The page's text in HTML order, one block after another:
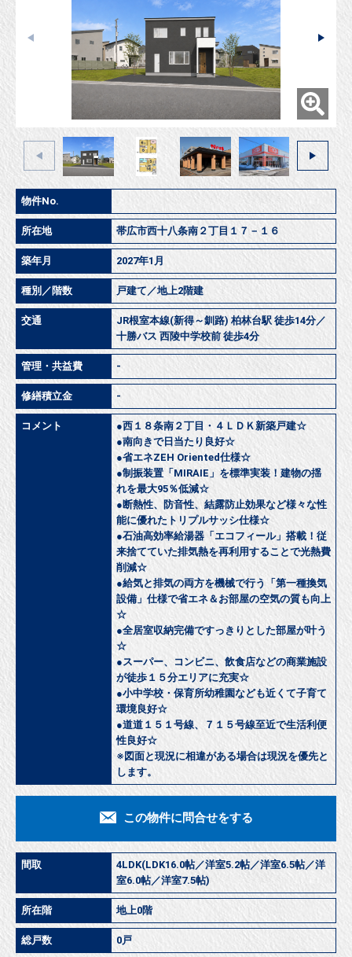
物件No.
所在地 帯広市西十八条南２丁目１７－１６
築年月 2027年1月
種別／階数 戸建て／地上2階建
交通
JR根室本線(新得～釧路) 柏林台駅 徒歩14分／
十勝バス 西陵中学校前 徒歩4分
管理・共益費 -
修繕積立金 -
コメント
●西１８条南２丁目・４ＬＤＫ新築戸建☆
●南向きで日当たり良好☆
●省エネZEH Oriented仕様☆
●制振装置「MIRAIE」を標準実装！建物の揺
れを最大95％低減☆
●断熱性、防音性、結露防止効果など様々な性
能に優れたトリプルサッシ仕様☆
●石油高効率給湯器「エコフィール」搭載！従
来捨てていた排気熱を再利用することで光熱費
削減☆
●給気と排気の両方を機械で行う「第一種換気
設備」仕様で省エネ＆お部屋の空気の質も向上
☆
●全居室収納完備ですっきりとした部屋が叶う
☆
●スーパー、コンビニ、飲食店などの商業施設
が徒歩１５分エリアに充実☆
●小中学校・保育所幼稚園なども近くて子育て
環境良好☆
●道道１５１号線、７１５号線至近で生活利便
性良好☆
※図面と現況に相違がある場合は現況を優先と
します。
この物件に問合せをする
間取
4LDK(LDK16.0帖／洋室5.2帖／洋室6.5帖／洋
室6.0帖／洋室7.5帖)
所在階 地上0階
総戸数 0戸